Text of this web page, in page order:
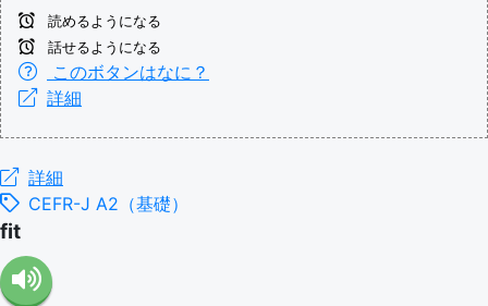
読めるようになる
話せるようになる
このボタンはなに？
詳細
詳細
CEFR-J A2（基礎）
fit